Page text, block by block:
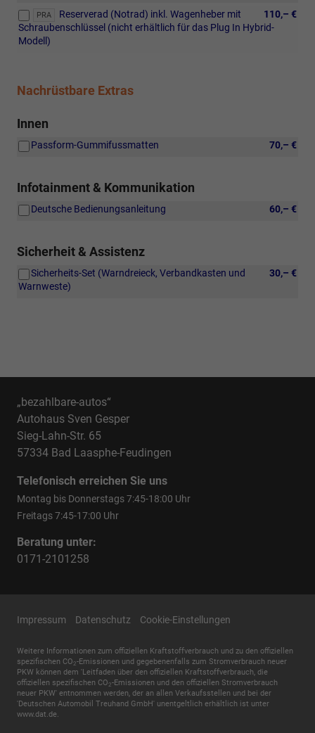
Dynamischer
Fernlichtassistent
Leuchtweitenregulierung
dynamischem
Volkswagen
hinten,
PRA 110,– €
Reserverad (Notrad) inkl. Wagenheber mit
Schraubenschlüssel (nicht erhältlich für das Plug In Hybrid-
Modell)
Nachrüstbare Extras
Innen
70,– €
Passform-Gummifussmatten
Infotainment & Kommunikation
60,– €
Deutsche Bedienungsanleitung
Sicherheit & Assistenz
30,– €
Sicherheits-Set (Warndreieck, Verbandkasten und
Warnweste)
„bezahlbare-autos“
Autohaus Sven Gesper
Sieg-Lahn-Str. 65
57334 Bad Laasphe-Feudingen
Telefonisch erreichen Sie uns
Montag bis Donnerstags 7:45-18:00 Uhr
Freitags 7:45-17:00 Uhr
Beratung unter:
0171-2101258
Impressum Datenschutz Cookie-Einstellungen
Weitere Informationen zum offiziellen Kraftstoffverbrauch und zu den offiziellen
spezifischen CO2-Emissionen und gegebenenfalls zum Stromverbrauch neuer
PKW können dem 'Leitfaden über den offiziellen Kraftstoffverbrauch, die
offiziellen spezifischen CO2-Emissionen und den offiziellen Stromverbrauch
neuer PKW' entnommen werden, der an allen Verkaufsstellen und bei der
'Deutschen Automobil Treuhand GmbH' unentgeltlich erhältlich ist unter
www.dat.de.